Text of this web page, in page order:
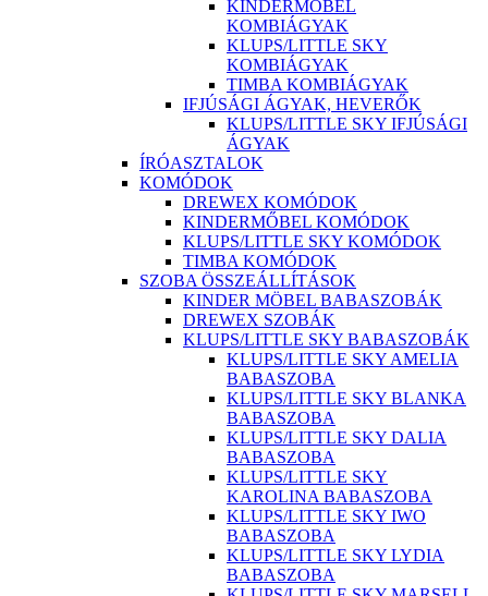
KINDERMŐBEL
KOMBIÁGYAK
KLUPS/LITTLE SKY
KOMBIÁGYAK
TIMBA KOMBIÁGYAK
IFJÚSÁGI ÁGYAK, HEVERŐK
KLUPS/LITTLE SKY IFJÚSÁGI
ÁGYAK
ÍRÓASZTALOK
KOMÓDOK
DREWEX KOMÓDOK
KINDERMŐBEL KOMÓDOK
KLUPS/LITTLE SKY KOMÓDOK
TIMBA KOMÓDOK
SZOBA ÖSSZEÁLLÍTÁSOK
KINDER MÖBEL BABASZOBÁK
DREWEX SZOBÁK
KLUPS/LITTLE SKY BABASZOBÁK
KLUPS/LITTLE SKY AMELIA
BABASZOBA
KLUPS/LITTLE SKY BLANKA
BABASZOBA
KLUPS/LITTLE SKY DALIA
BABASZOBA
KLUPS/LITTLE SKY
KAROLINA BABASZOBA
KLUPS/LITTLE SKY IWO
BABASZOBA
KLUPS/LITTLE SKY LYDIA
BABASZOBA